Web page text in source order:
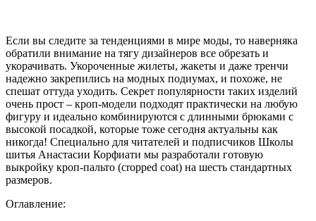
Если вы следите за тенденциями в мире моды, то наверняка
обратили внимание на тягу дизайнеров все обрезать и
укорачивать. Укороченные жилеты, жакеты и даже тренчи
надежно закрепились на модных подиумах, и похоже, не
спешат оттуда уходить. Секрет популярности таких изделий
очень прост – кроп-модели подходят практически на любую
фигуру и идеально комбинируются с длинными брюками с
высокой посадкой, которые тоже сегодня актуальны как
никогда! Специально для читателей и подписчиков Школы
шитья Анастасии Корфиати мы разработали готовую
выкройку кроп-пальто (cropped coat) на шесть стандартных
размеров.
Оглавление: